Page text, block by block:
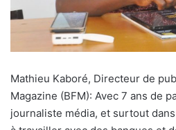
Mathieu Kaboré, Directeur de
Magazine (BFM): Avec 7 ans de
journaliste média, et surtout